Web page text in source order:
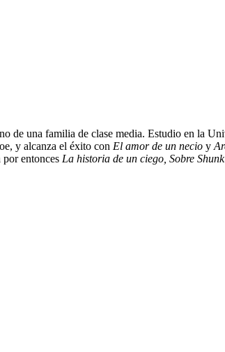
de una familia de clase media. Estudio en la
y alcanza el éxito con El amor de un necio y
entonces La historia de un ciego, Sobre